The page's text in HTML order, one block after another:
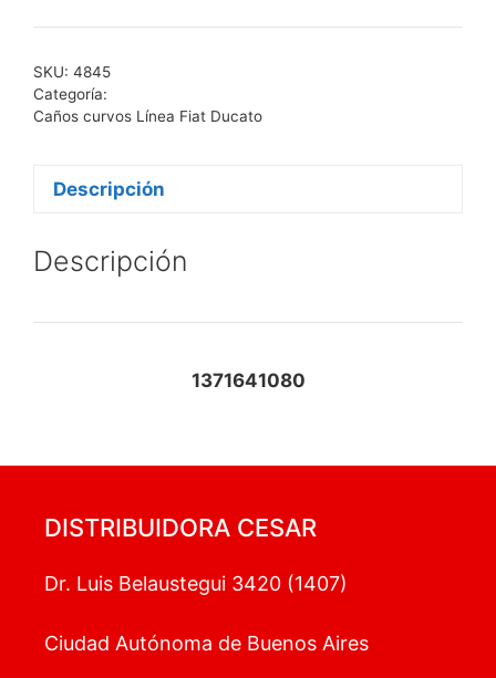
SKU: 4845
Categoría:
Caños curvos Línea Fiat Ducato
Descripción
Descripción
1371641080
DISTRIBUIDORA CESAR
Dr. Luis Belaustegui 3420 (1407)
Ciudad Autónoma de Buenos Aires